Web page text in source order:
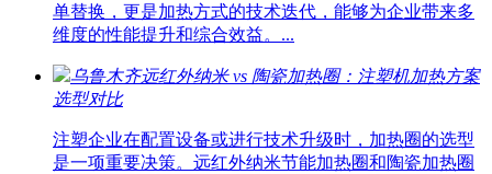
单替换，更是加热方式的技术迭代，能够为企业带来多
维度的性能提升和综合效益。...
乌鲁木齐远红外纳米 vs 陶瓷加热圈：注塑机加热方案
选型对比
注塑企业在配置设备或进行技术升级时，加热圈的选型
是一项重要决策。远红外纳米节能加热圈和陶瓷加热圈